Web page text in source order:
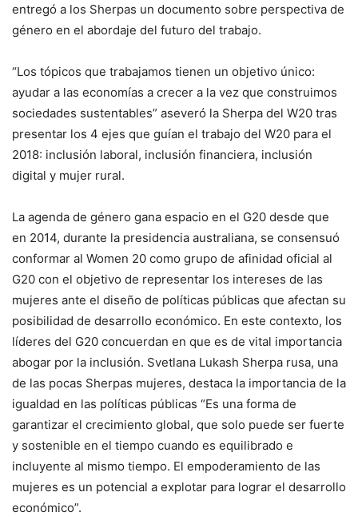
entregó a los Sherpas un documento sobre perspectiva de
género en el abordaje del futuro del trabajo.
“Los tópicos que trabajamos tienen un objetivo único:
ayudar a las economías a crecer a la vez que construimos
sociedades sustentables” aseveró la Sherpa del W20 tras
presentar los 4 ejes que guían el trabajo del W20 para el
2018: inclusión laboral, inclusión financiera, inclusión
digital y mujer rural.
La agenda de género gana espacio en el G20 desde que
en 2014, durante la presidencia australiana, se consensuó
conformar al Women 20 como grupo de afinidad oficial al
G20 con el objetivo de representar los intereses de las
mujeres ante el diseño de políticas públicas que afectan su
posibilidad de desarrollo económico. En este contexto, los
líderes del G20 concuerdan en que es de vital importancia
abogar por la inclusión. Svetlana Lukash Sherpa rusa, una
de las pocas Sherpas mujeres, destaca la importancia de la
igualdad en las políticas públicas “Es una forma de
garantizar el crecimiento global, que solo puede ser fuerte
y sostenible en el tiempo cuando es equilibrado e
incluyente al mismo tiempo. El empoderamiento de las
mujeres es un potencial a explotar para lograr el desarrollo
económico”.